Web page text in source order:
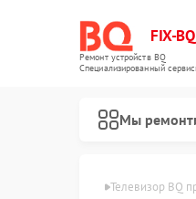
FIX-BQ
Ремонт устройств BQ
Специализированный
Мы
BQ в Мурманске Телевизор BQ